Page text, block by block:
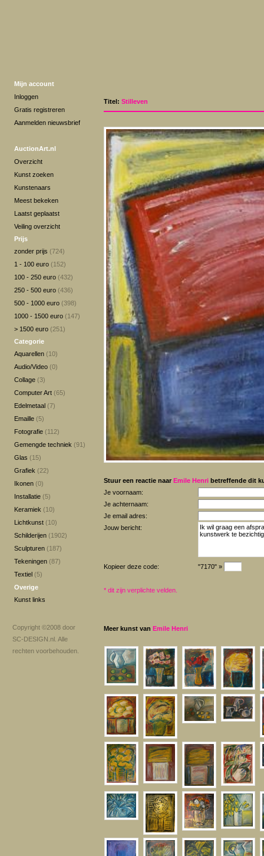
Mijn account
Inloggen
Gratis registreren
Aanmelden nieuwsbrief
AuctionArt.nl
Overzicht
Kunst zoeken
Kunstenaars
Meest bekeken
Laatst geplaatst
Veiling overzicht
Prijs
zonder prijs (724)
1 - 100 euro (152)
100 - 250 euro (432)
250 - 500 euro (436)
500 - 1000 euro (398)
1000 - 1500 euro (147)
> 1500 euro (251)
Categorie
Aquarellen (10)
Audio/Video (0)
Collage (3)
Computer Art (65)
Edelmetaal (7)
Emaille (5)
Fotografie (112)
Gemengde techniek (91)
Glas (15)
Grafiek (22)
Ikonen (0)
Installatie (5)
Keramiek (10)
Lichtkunst (10)
Schilderijen (1902)
Sculpturen (187)
Tekeningen (87)
Textiel (5)
Overige
Kunst links
Copyright ©2008 door
SC-DESIGN.nl . Alle
rechten voorbehouden.
Titel: Stilleven
Stuur een reactie naar Emile Henri betreffende dit
Je voornaam:
Je achternaam:
Je email adres:
Jouw bericht:
Kopieer deze code: "7170" »
* dit zijn verplichte velden.
Meer kunst van Emile Henri